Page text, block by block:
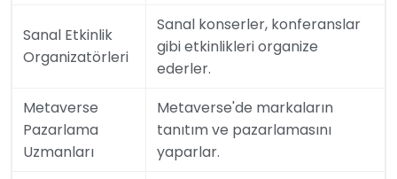
Sanal Etkinlik
Organizatörleri
Sanal konserler, konferanslar
gibi etkinlikleri organize
ederler.
Metaverse
Pazarlama
Uzmanları
Metaverse'de markaların
tanıtım ve pazarlamasını
yaparlar.